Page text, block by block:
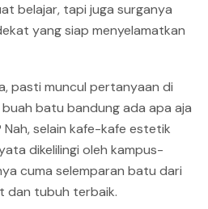
belajar, tapi juga surganya
yang siap menyelamatkan
pasti muncul pertanyaan di
batu bandung ada apa aja
Nah, selain kafe-kafe estetik
dikelilingi oleh kampus-
cuma selemparan batu dari
dan tubuh terbaik.